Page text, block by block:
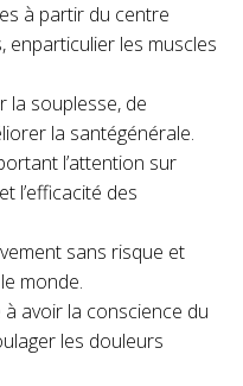
à partir du centre
enparticulier les muscles
la souplesse, de
la santégénérale.
l’attention sur
l’efficacité des
sans risque et
monde.
avoir la conscience du
les douleurs